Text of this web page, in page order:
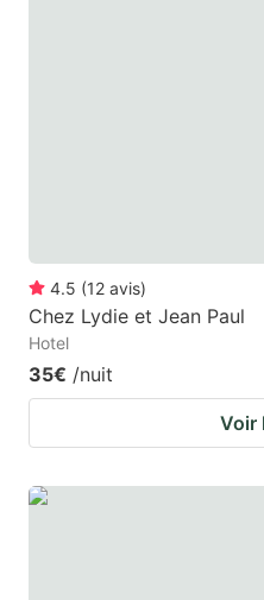
4.5 (12 avis)
Chez Lydie et Jean Paul
Hotel
35€ /nuit
Voir